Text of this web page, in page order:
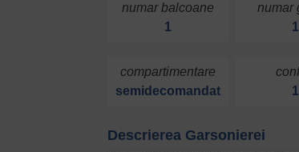
numar balcoane
1
numar
1
compartimentare
semidecomandat
1
Descrierea Garsonierei